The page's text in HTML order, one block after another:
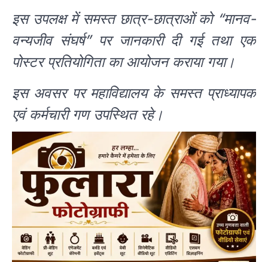
इस उपलक्ष में समस्त छात्र-छात्राओं को “मानव-
वन्यजीव संघर्ष” पर जानकारी दी गई तथा एक
पोस्टर प्रतियोगिता का आयोजन कराया गया।
इस अवसर पर महाविद्यालय के समस्त प्राध्यापक
एवं कर्मचारी गण उपस्थित रहे।